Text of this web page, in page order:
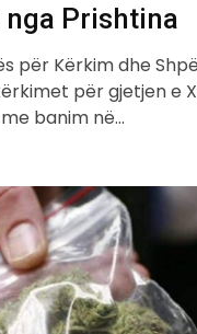
Prishtina
për Kërkim dhe
për gjetjen e
banim në…